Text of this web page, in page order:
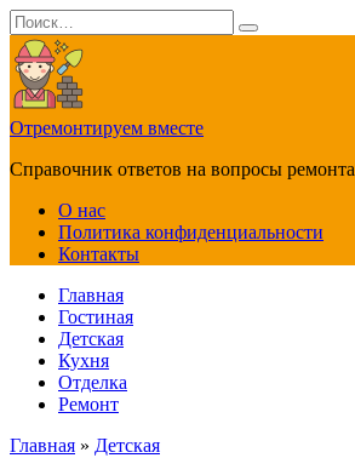
Перейти
к
содержанию
Search
for:
Отремонтируем вместе
Справочник ответов на вопросы ремонта
О нас
Политика конфиденциальности
Контакты
Главная
Гостиная
Детская
Кухня
Отделка
Ремонт
Главная » Детская